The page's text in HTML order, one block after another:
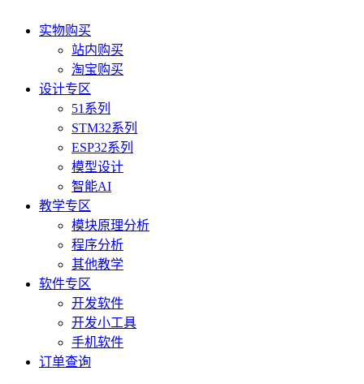
实物购买
站内购买
淘宝购买
设计专区
51系列
STM32系列
ESP32系列
模型设计
智能AI
教学专区
模块原理分析
程序分析
其他教学
软件专区
开发软件
开发小工具
手机软件
订单查询